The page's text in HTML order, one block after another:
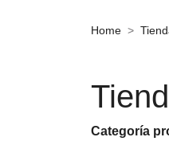
Home
Categoría